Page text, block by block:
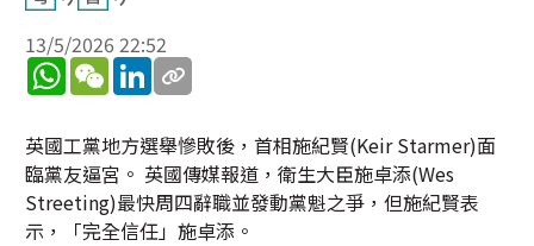
13/5/2026 22:52
WhatsApp
WeChatLinkedIn
英國工黨地方選舉慘敗後，首相施紀賢(Keir Starmer)面
臨黨友逼宮。 英國傳媒報道，衛生大臣施卓添(Wes
Streeting)最快周四辭職並發動黨魁之爭，但施紀賢表
示，「完全信任」施卓添。